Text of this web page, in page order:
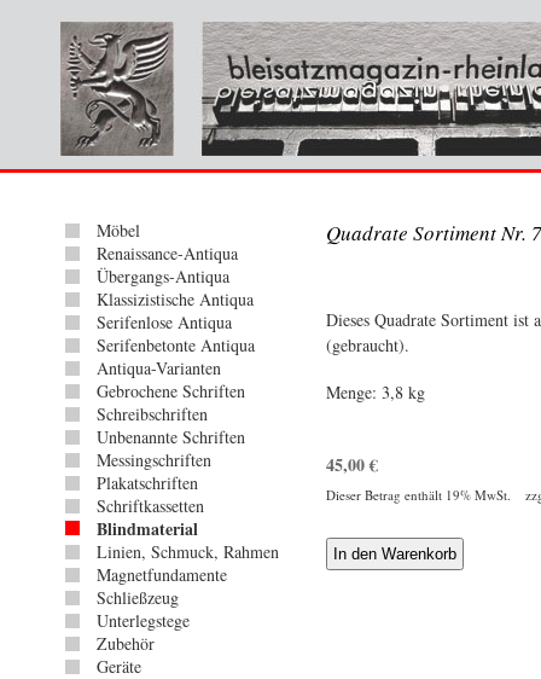
Möbel
Renaissance-Antiqua
Übergangs-Antiqua
Klassizistische Antiqua
Serifenlose Antiqua
Serifenbetonte Antiqua
Antiqua-Varianten
Gebrochene Schriften
Schreibschriften
Unbenannte Schriften
Messingschriften
Plakatschriften
Schriftkassetten
Blindmaterial
Linien, Schmuck, Rahmen
Magnetfundamente
Schließzeug
Unterlegstege
Zubehör
Geräte
Quadrate Sortiment Nr.
Dieses Quadrate Sortiment ist
(gebraucht).
Menge: 3,8 kg
45,00€
Dieser Betrag enthält 19% MwSt.